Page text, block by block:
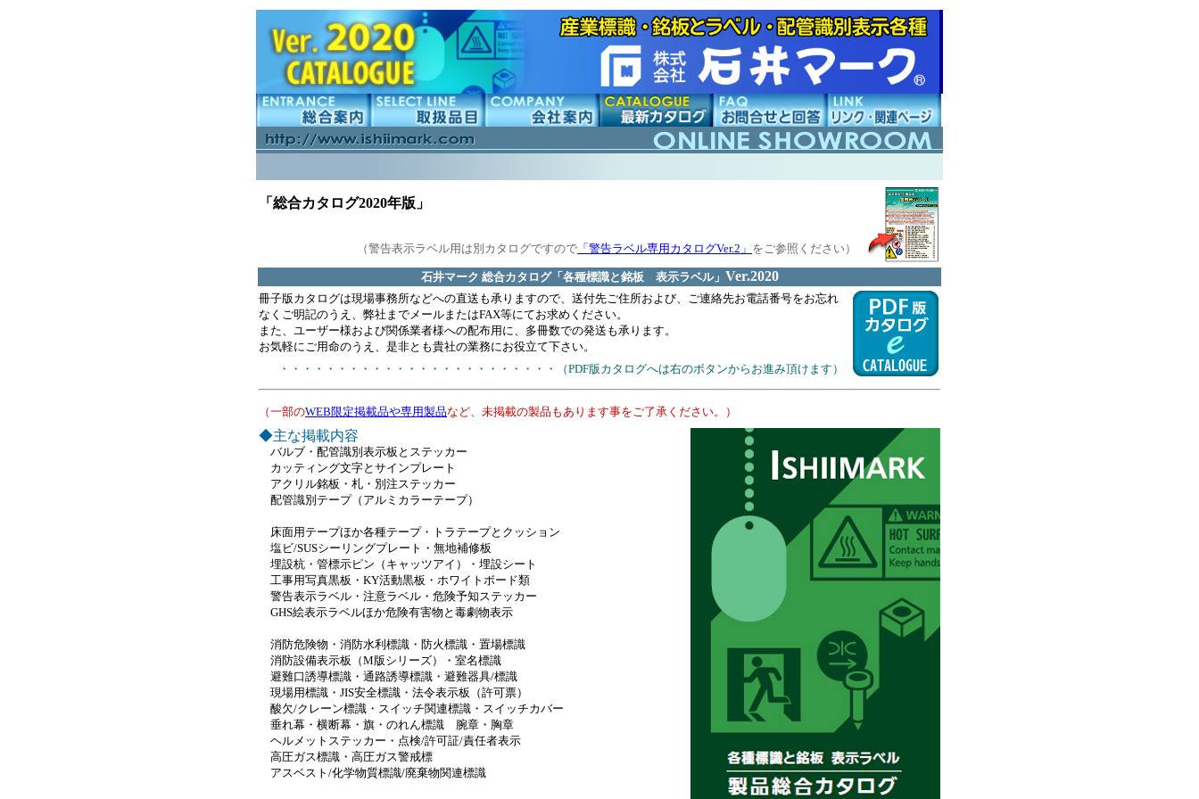
「総合カタログ2020年版」
（警告表示ラベル用は別カタログですので 「警告ラベル専用カタログVer.2」 をご参照ください）
石井マーク 総合カタログ「各種標識と銘板 表示ラベル」 Ver.2020
冊子版カタログは現場事務所などへの直送も承りますので、送付先ご住所および、ご連絡先お電話番号をお忘れ
なくご明記のうえ、弊社までメールまたはFAX等にてお求めください。
また、ユーザー様および関係業者様への配布用に、多冊数での発送も承ります。
お気軽にご用命のうえ、是非とも貴社の業務にお役立て下さい。
・・・・・・・・・・・・・・・・・・・・・・・・（PDF版カタログへは右のボタンからお進み頂けます）
（一部のWEB限定掲載品や専用製品など、未掲載の製品もあります事をご了承ください。）
◆主な掲載内容
バルブ・配管識別表示板とステッカー
カッティング文字とサインプレート
アクリル銘板・札・別注ステッカー
配管識別テープ（アルミカラーテープ）
床面用テープほか各種テープ・トラテープとクッション
塩ビ/SUSシーリングプレート・無地補修板
埋設杭・管標示ピン（キャッツアイ）・埋設シート
工事用写真黒板・KY活動黒板・ホワイトボード類
警告表示ラベル・注意ラベル・危険予知ステッカー
GHS絵表示ラベルほか危険有害物と毒劇物表示
消防危険物・消防水利標識・防火標識・置場標識
消防設備表示板（M版シリーズ）・室名標識
避難口誘導標識・通路誘導標識・避難器具/標識
現場用標識・JIS安全標識・法令表示板（許可票）
酸欠/クレーン標識・スイッチ関連標識・スイッチカバー
垂れ幕・横断幕・旗・のれん標識 腕章・胸章
ヘルメットステッカー・点検/許可証/責任者表示
高圧ガス標識・高圧ガス警戒標
アスベスト/化学物質標識/廃棄物関連標識